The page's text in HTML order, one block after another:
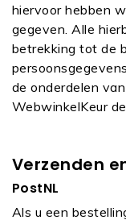
hiervoor hebben
gegeven. Alle
betrekking tot de
de onderdelen
WebwinkelKeur
Verzenden
PostNL
Als u een